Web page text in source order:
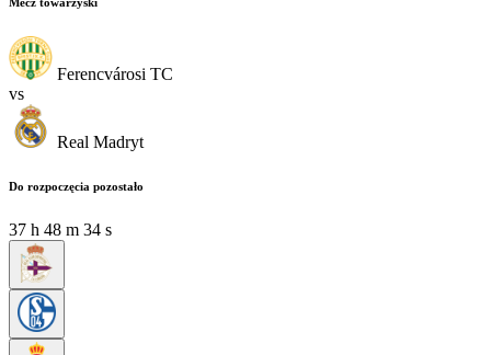
Ferencvárosi TC
vs
Real Madryt
Do rozpoczęcia pozostało
37 h 48 m 33 s